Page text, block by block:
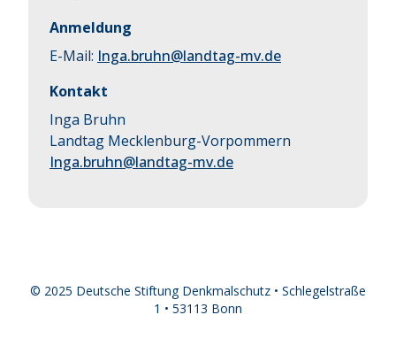
Anmeldung
E-Mail: Inga.bruhn@landtag-mv.de
Kontakt
Inga Bruhn
Landtag Mecklenburg-Vorpommern
Inga.bruhn@landtag-mv.de
© 2025 Deutsche Stiftung Denkmalschutz • Schlegelstraße
1 • 53113 Bonn